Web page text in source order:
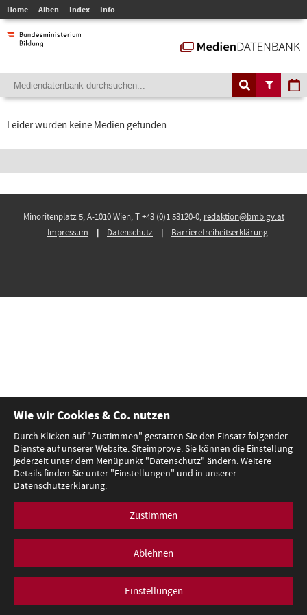
Home Alben Index Info
Leider wurden keine Medien gefunden.
Minoritenplatz 5, A-1010 Wien, T +43 (0)1 53120-0, redaktion@bmb.gv.at
Impressum
Datenschutz Barrierefreiheitserklärung
Wie wir Cookies & Co. nutzen
Durch Klicken auf "Zustimmen" gestatten Sie den Einsatz folgender
Dienste auf unserer Website: Siteimprove. Sie können die Einstellung
jederzeit unter dem Menüpunkt "Datenschutz" ändern. Weitere
Details finden Sie unter "Einstellungen" und in unserer
Datenschutzerklärung.
Zustimmen
Ablehnen
Einstellungen